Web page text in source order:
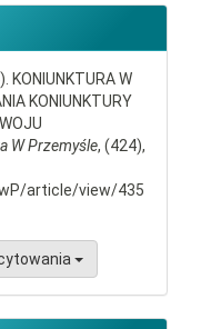
KONIUNKTURA W
KONIUNKTURY
W Przemyśle, (424),
article/view/435